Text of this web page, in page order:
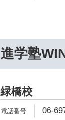
進学塾
緑橋校
06-